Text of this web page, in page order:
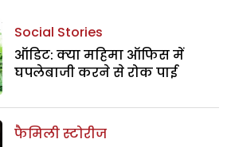
Social Stories
ऑडिट: क्या महिमा ऑफिस में
घपलेबाजी करने से रोक पाई
फैमिली स्टोरीज